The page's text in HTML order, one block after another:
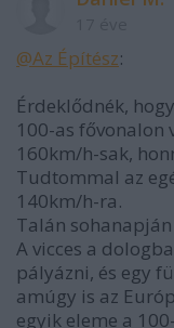
@Az Építész:
Érdeklődnék,
100-as fővonalon
160km/h-sak,
Tudtommal az
140km/h-ra.
Talán
A vicces a
pályázni, és egy
amúgy is az
egyik eleme a